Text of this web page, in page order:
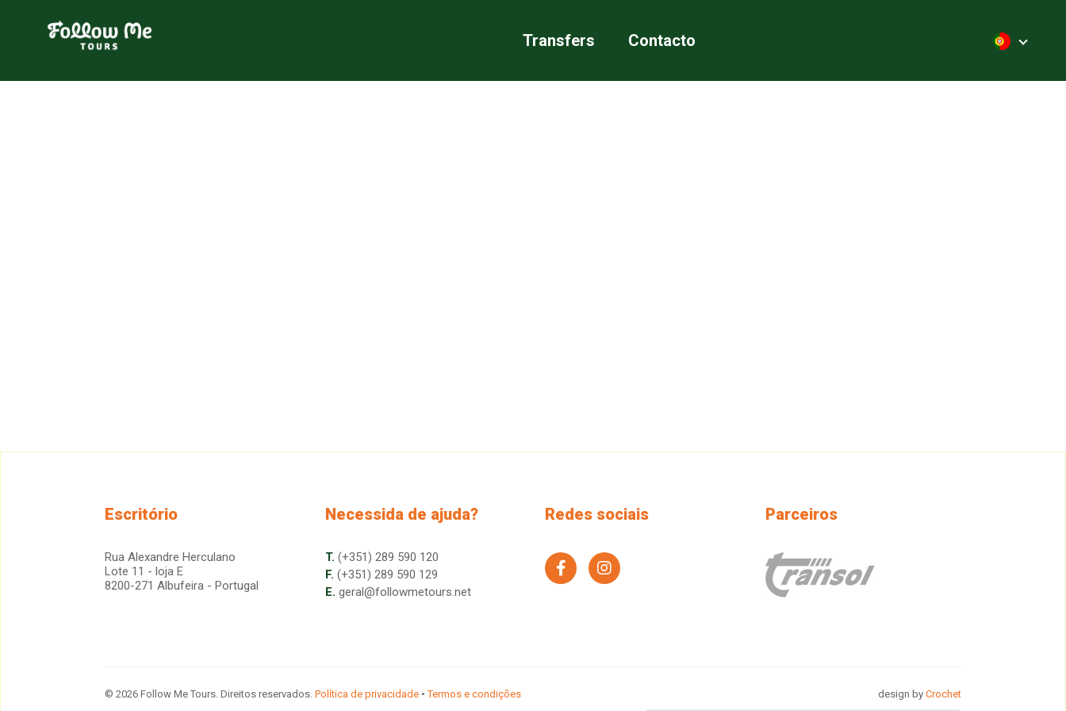
FollowMe!
Transfers Contacto
Escritório
Rua Alexandre Herculano
Lote 11 - loja E
8200-271 Albufeira - Portugal
Necessida de ajuda?
T. (+351) 289 590 120
F. (+351) 289 590 129
E. geral@followmetours.net
Redes sociais
facebookinstagram
Parceiros
© 2026 Follow Me Tours. Direitos reservados. Política de privacidade •Termos e condições design by Crochet